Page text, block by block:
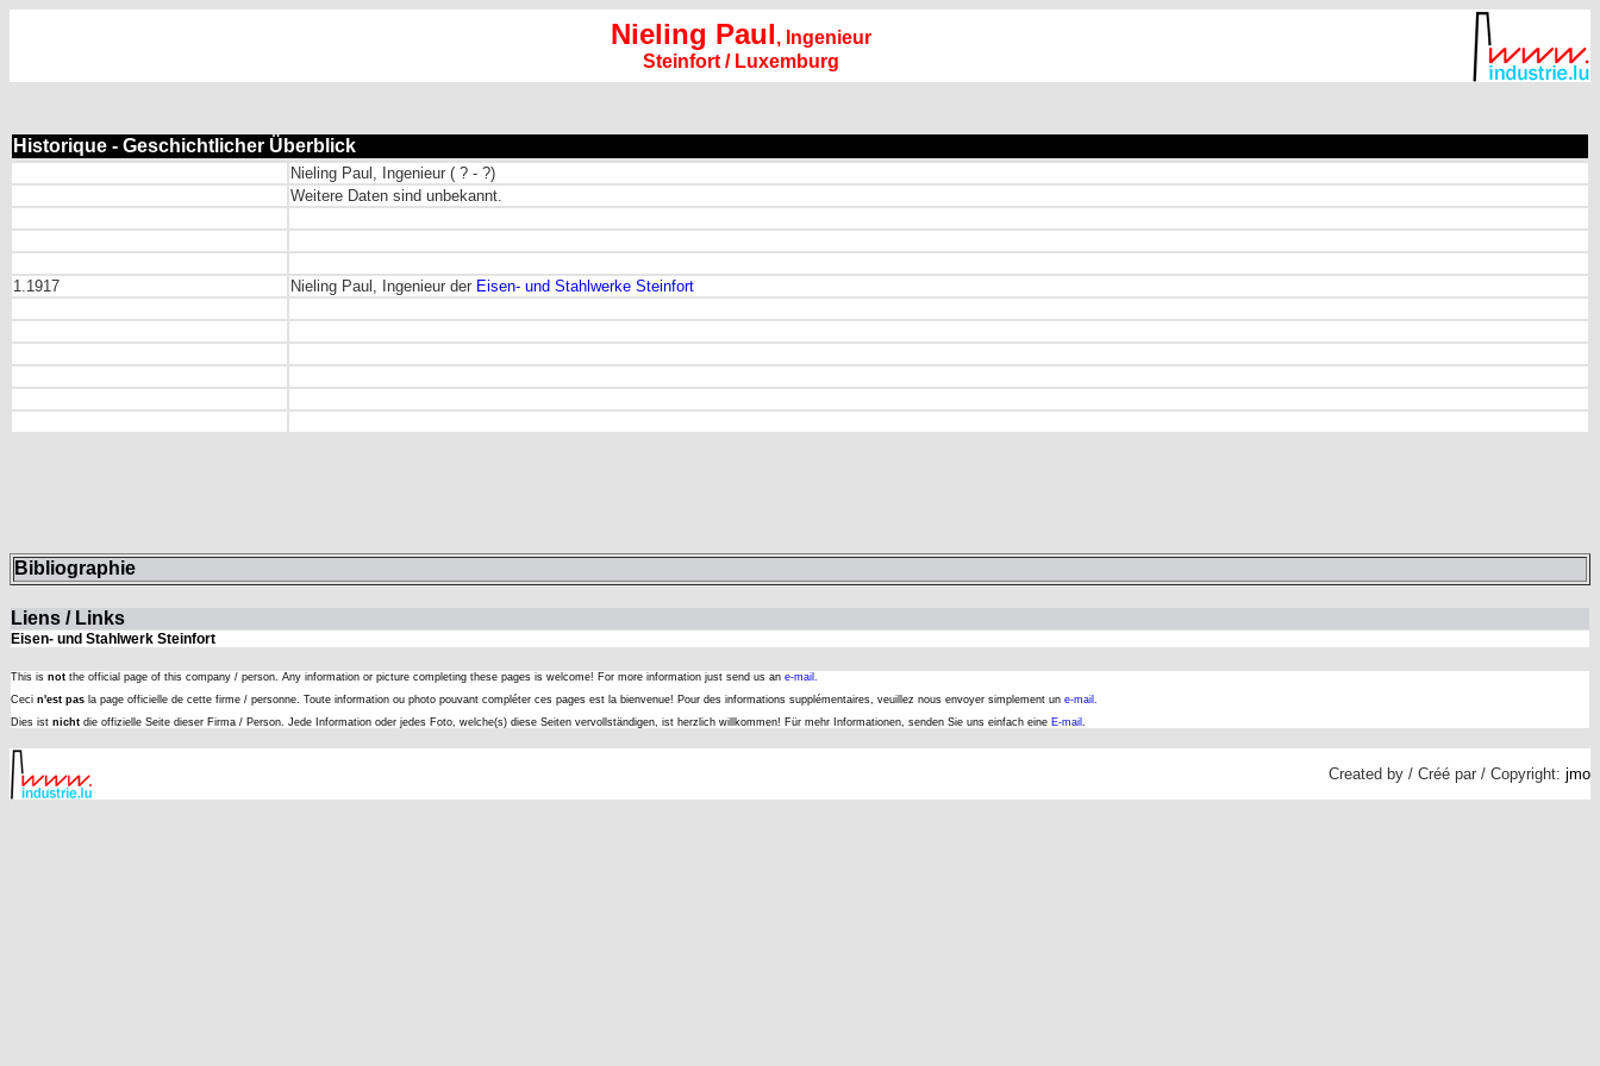
Nieling Paul, Ingenieur
Steinfort / Luxemburg
Historique - Geschichtlicher Überblick
Nieling Paul, Ingenieur ( ? - ?)
Weitere Daten sind unbekannt.
1.1917 Nieling Paul, Ingenieur der Eisen- und Stahlwerke Steinfort
Bibliographie
Liens / Links
Eisen- und Stahlwerk Steinfort
This is not the official page of this company / person. Any information or picture completing these pages is welcome! For more information just send us an e-mail.
Ceci n'est pas la page officielle de cette firme / personne. Toute information ou photo pouvant compléter ces pages est la bienvenue! Pour des informations supplémentaires, veuillez nous envoyer simplement un e-mail.
Dies ist nicht die offizielle Seite dieser Firma / Person. Jede Information oder jedes Foto, welche(s) diese Seiten vervollständigen, ist herzlich willkommen! Für mehr Informationen, senden Sie uns einfach eine E-mail
Created by / Créé par / Copyright: jmo